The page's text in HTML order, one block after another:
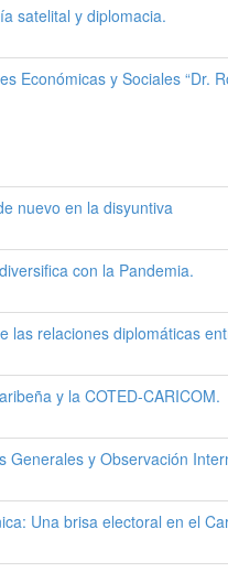
satelital y diplomacia.
Económicas y Sociales “Dr.
nuevo en la disyuntiva
con la Pandemia.
las relaciones diplomáticas
y la COTED-CARICOM.
Generales y Observación
Una brisa electoral en el